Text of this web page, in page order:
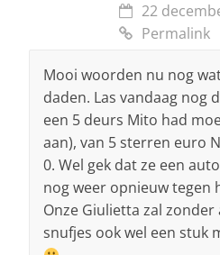
22
Permalink
Mooi woorden nu nog
daden. Las vandaag nog
een 5 deurs Mito had
aan), van 5 sterren euro
0. Wel gek dat ze een
nog weer opnieuw tegen
Onze Giulietta zal
snufjes ook wel een stuk